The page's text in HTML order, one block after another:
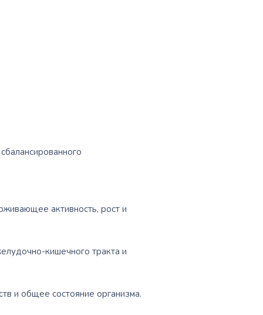
активность, рост и
кишечного тракта и
и общее состояние организма.